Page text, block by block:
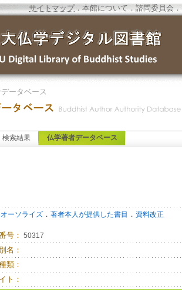
サイトマップ．本館について ．諮問委員会 ．
ータベース
検索結果 仏学著者データベース
ーソライズ ． 著者本人が提供した書目 ． 資料改正
号： 50317
別名：
類：
ト：